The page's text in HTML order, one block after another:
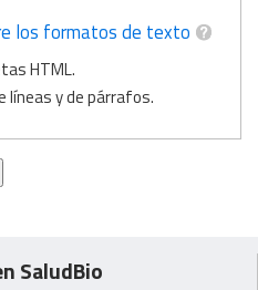
los formatos de texto
HTML.
y de párrafos.
SaludBio